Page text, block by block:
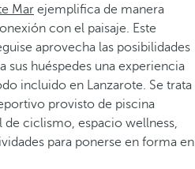
Mar ejemplifica de manera
con el paisaje. Este
aprovecha las posibilidades
sus huéspedes una experiencia
incluido en Lanzarote. Se trata
provisto de piscina
ciclismo, espacio wellness,
para ponerse en forma en